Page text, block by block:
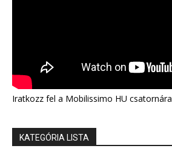
Iratkozz fel a Mobilissimo HU csatornára
KATEGÓRIA LISTA